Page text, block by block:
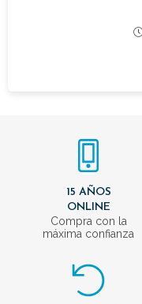
15 AÑOS
ONLINE
Compra con la
máxima confianza